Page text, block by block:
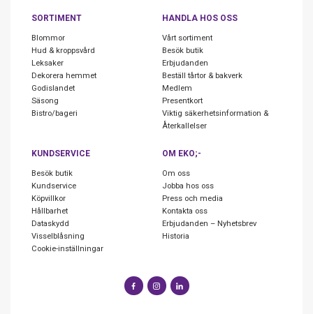
SORTIMENT
Blommor
Hud & kroppsvård
Leksaker
Dekorera hemmet
Godislandet
Säsong
Bistro/bageri
HANDLA HOS OSS
Vårt sortiment
Besök butik
Erbjudanden
Beställ tårtor & bakverk
Medlem
Presentkort
Viktig säkerhetsinformation &
Återkallelser
KUNDSERVICE
Besök butik
Kundservice
Köpvillkor
Hållbarhet
Dataskydd
Visselblåsning
Cookie-inställningar
OM EKO;-
Om oss
Jobba hos oss
Press och media
Kontakta oss
Erbjudanden – Nyhetsbrev
Historia